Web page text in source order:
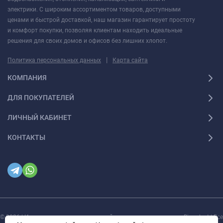
электрики. С широким ассортиментом товаров, доступными
ценами и быстрой доставкой, наш магазин гарантирует простоту
и комфорт покупки, позволяя клиентам находить идеальные
решения для своих домов и офисов без лишних хлопот.
Политика персональных данных | Карта сайта
КОМПАНИЯ
ДЛЯ ПОКУПАТЕЛЕЙ
ЛИЧНЫЙ КАБИНЕТ
КОНТАКТЫ
© 2026 | Интернет магазин инженерной сантехники и электрики Rigaplast | Все